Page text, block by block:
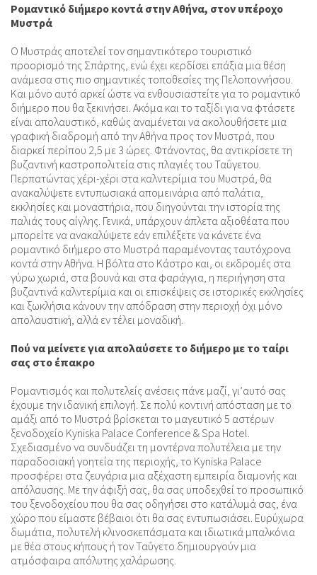
Ρομαντικό διήμερο κοντά στην Αθήνα, στον υπέροχο
Μυστρά
Ο Μυστράς αποτελεί τον σημαντικότερο τουριστικό
προορισμό της Σπάρτης, ενώ έχει κερδίσει επάξια μια θέση
ανάμεσα στις πιο σημαντικές τοποθεσίες της Πελοποννήσου.
Και μόνο αυτό αρκεί ώστε να ενθουσιαστείτε για το ρομαντικό
διήμερο που θα ξεκινήσει. Ακόμα και το ταξίδι για να φτάσετε
είναι απολαυστικό, καθώς αναμένεται να ακολουθήσετε μια
γραφική διαδρομή από την Αθήνα προς τον Μυστρά, που
διαρκεί περίπου 2,5 με 3 ώρες. Φτάνοντας, θα αντικρίσετε τη
βυζαντινή καστροπολιτεία στις πλαγιές του Ταΰγετου.
Περπατώντας χέρι-χέρι στα καλντερίμια του Μυστρά, θα
ανακαλύψετε εντυπωσιακά απομεινάρια από παλάτια,
εκκλησίες και μοναστήρια, που διηγούνται την ιστορία της
παλιάς τους αίγλης. Γενικά, υπάρχουν άπλετα αξιοθέατα που
μπορείτε να ανακαλύψετε εάν επιλέξετε να κάνετε ένα
ρομαντικό διήμερο στο Μυστρά παραμένοντας ταυτόχρονα
κοντά στην Αθήνα. Η βόλτα στο Κάστρο και, οι εκδρομές στα
γύρω χωριά, στα βουνά και στα φαράγγια, η περιήγηση στα
βυζαντινά καλντερίμια και οι επισκέψεις σε ιστορικές εκκλησίες
και ξωκλήσια κάνουν την απόδραση στην περιοχή όχι μόνο
απολαυστική, αλλά εν τέλει μοναδική.
Πού να μείνετε για απολαύσετε το διήμερο με το ταίρι
σας στο έπακρο
Ρομαντισμός και πολυτελείς ανέσεις πάνε μαζί, γι’αυτό σας
έχουμε την ιδανική επιλογή. Σε πολύ κοντινή απόσταση με το
αμάξι από το Μυστρά βρίσκεται το μαγευτικό 5 αστέρων
ξενοδοχείο Kyniska Palace Conference & Spa Hotel.
Σχεδιασμένο να συνδυάζει τη μοντέρνα πολυτέλεια με την
παραδοσιακή γοητεία της περιοχής, το Kyniska Palace
προσφέρει στα ζευγάρια μια αξέχαστη εμπειρία διαμονής και
απόλαυσης. Με την άφιξή σας, θα σας υποδεχθεί το προσωπικό
του ξενοδοχείου που θα σας οδηγήσει στο κατάλυμά σας, ένα
χώρο που είμαστε βέβαιοι ότι θα σας εντυπωσιάσει. Ευρύχωρα
δωμάτια, πολυτελή κλινοσκεπάσματα και ιδιωτικά μπαλκόνια
με θέα στους κήπους ή τον Ταΰγετο δημιουργούν μια
ατμόσφαιρα απόλυτης χαλάρωσης.